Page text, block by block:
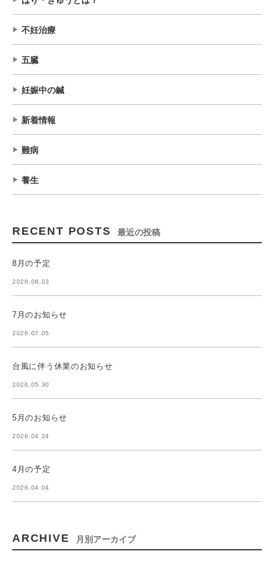
不妊治療
五臓
妊娠中の鍼
新着情報
難病
養生
RECENT POSTS 最近の投稿
8月の予定
2026.08.03
7月のお知らせ
2026.07.05
台風に伴う休業のお知らせ
2026.05.30
5月のお知らせ
2026.04.24
4月の予定
2026.04.04
ARCHIVE 月別アーカイブ